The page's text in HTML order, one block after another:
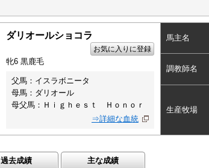
ダリオールショコラ
お気に入りに登録
牝6 黒鹿毛
父馬：イスラボニータ
母馬：ダリオール
母父馬：Ｈｉｇｈｅｓｔ Ｈｏｎｏｒ
⇒詳細な血統
馬主名
調教師名
生産牧場
過去成績 主な成績